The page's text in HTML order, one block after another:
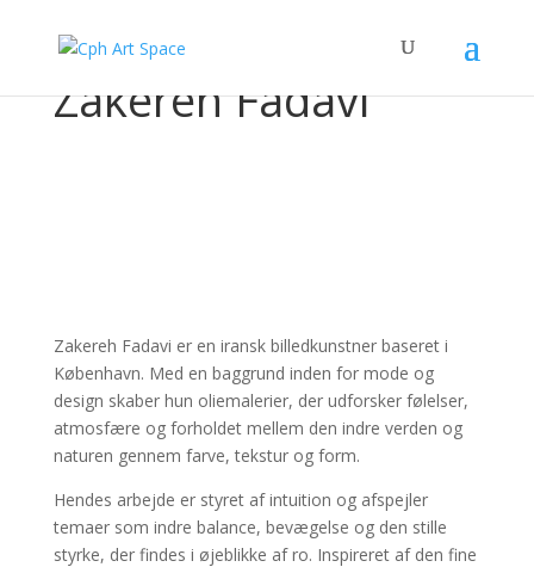
Zakereh Fadavi
Zakereh Fadavi er en iransk billedkunstner baseret i
København. Med en baggrund inden for mode og
design skaber hun oliemalerier, der udforsker følelser,
atmosfære og forholdet mellem den indre verden og
naturen gennem farve, tekstur og form.
Hendes arbejde er styret af intuition og afspejler
temaer som indre balance, bevægelse og den stille
styrke, der findes i øjeblikke af ro. Inspireret af den fine